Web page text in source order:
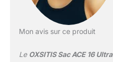
Mon avis sur ce produit
Le OXSITIS Sac ACE 16 Ultra